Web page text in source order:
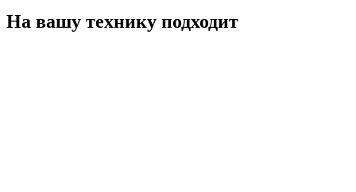
На вашу технику подходит